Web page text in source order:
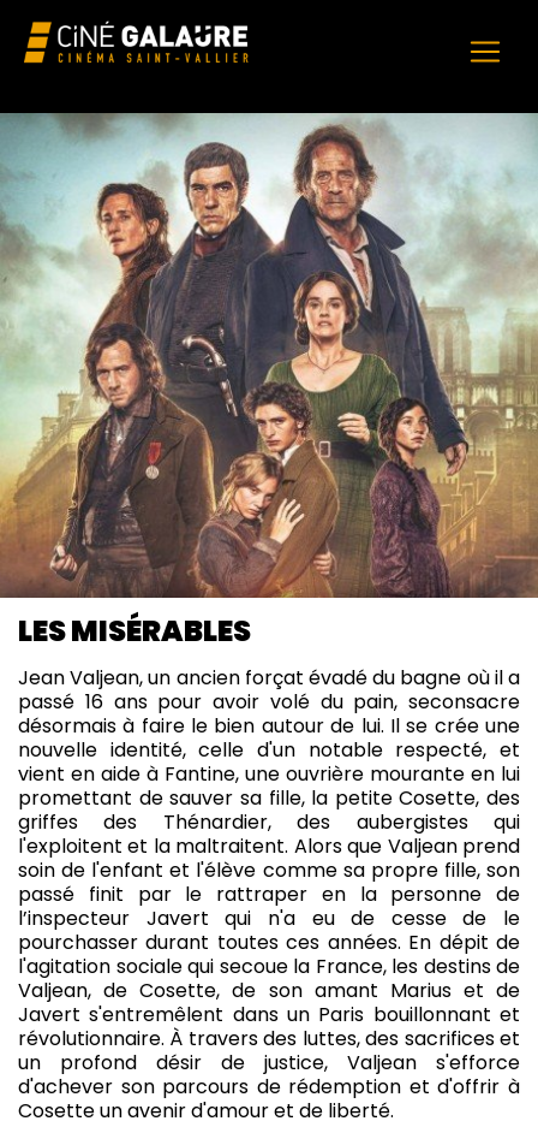
LES MISÉRABLES
Jean Valjean, un ancien forçat évadé du bagne où il a
passé 16 ans pour avoir volé du pain, seconsacre
désormais à faire le bien autour de lui. Il se crée une
nouvelle identité, celle d'un notable respecté, et
vient en aide à Fantine, une ouvrière mourante en lui
promettant de sauver sa fille, la petite Cosette, des
griffes des Thénardier, des aubergistes qui
l'exploitent et la maltraitent. Alors que Valjean prend
soin de l'enfant et l'élève comme sa propre fille, son
passé finit par le rattraper en la personne de
l’inspecteur Javert qui n'a eu de cesse de le
pourchasser durant toutes ces années. En dépit de
l'agitation sociale qui secoue la France, les destins de
Valjean, de Cosette, de son amant Marius et de
Javert s'entremêlent dans un Paris bouillonnant et
révolutionnaire. À travers des luttes, des sacrifices et
un profond désir de justice, Valjean s'efforce
d'achever son parcours de rédemption et d'offrir à
Cosette un avenir d'amour et de liberté.